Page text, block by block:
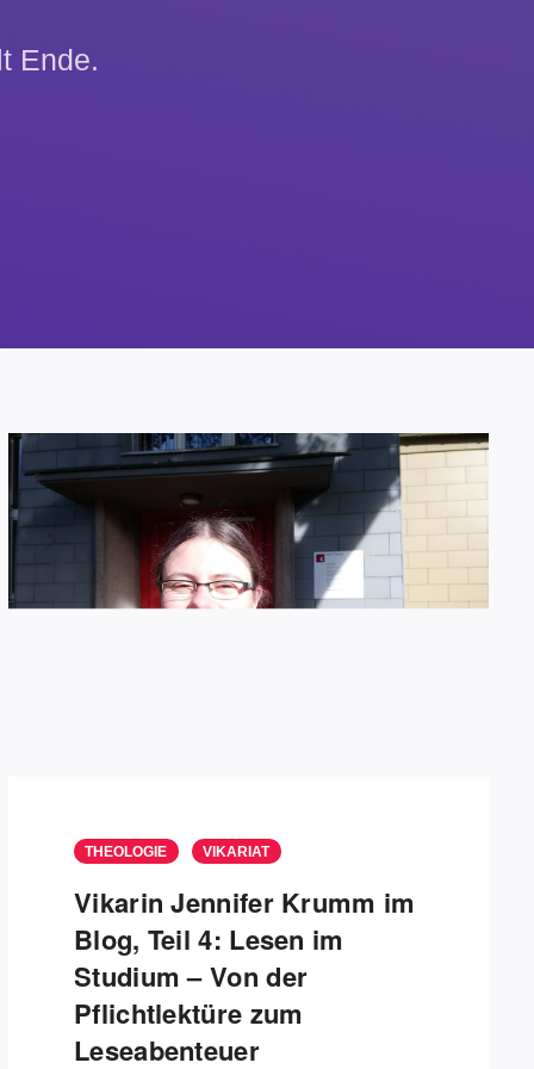
Ende.
THEOLOGIE VIKARIAT
Vikarin Jennifer Krumm im
Blog, Teil 4: Lesen im
Studium – Von der
Pflichtlektüre zum
Leseabenteuer